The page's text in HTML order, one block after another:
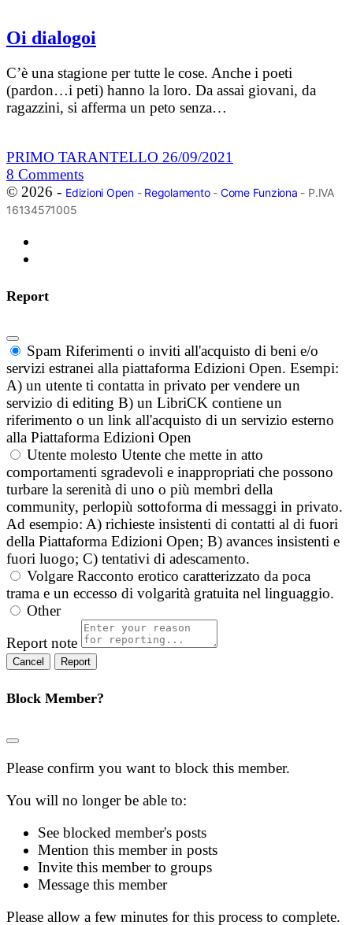
Oi dialogoi
C’è una stagione per tutte le cose. Anche i poeti
(pardon…i peti) hanno la loro. Da assai giovani, da
ragazzini, si afferma un peto senza…
PRIMO TARANTELLO 26/09/2021
8 Comments
© 2026 - Edizioni Open- Regolamento- Come Funziona - P.IVA
16134571005
Report
Spam Riferimenti o inviti all'acquisto di beni e/o
servizi estranei alla piattaforma Edizioni Open. Esempi:
A) un utente ti contatta in privato per vendere un
servizio di editing B) un LibriCK contiene un
riferimento o un link all'acquisto di un servizio esterno
alla Piattaforma Edizioni Open
Utente molesto Utente che mette in atto
comportamenti sgradevoli e inappropriati che possono
turbare la serenità di uno o più membri della
community, perlopiù sottoforma di messaggi in privato.
Ad esempio: A) richieste insistenti di contatti al di fuori
della Piattaforma Edizioni Open; B) avances insistenti e
fuori luogo; C) tentativi di adescamento.
Volgare Racconto erotico caratterizzato da poca
trama e un eccesso di volgarità gratuita nel linguaggio.
Other
Report note
Report
Block Member?
Please confirm you want to block this member.
You will no longer be able to:
See blocked member's posts
Mention this member in posts
Invite this member to groups
Message this member
Please allow a few minutes for this process to complete.